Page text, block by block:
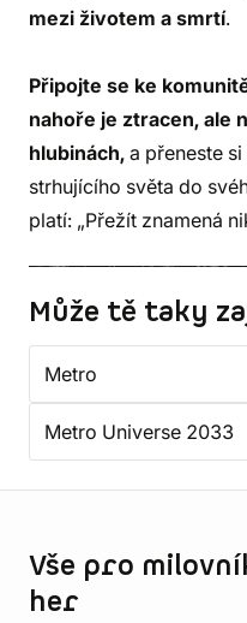
mezi životem a smrtí.
Připojte se ke
nahoře je ztracen, ale
hlubinách, a přeneste
strhujícího světa do
platí: „Přežít znamená
Může tě taky
Metro
Metro Universe 2033
Vše pro
her